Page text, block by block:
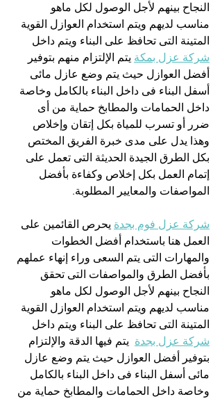
النجاح بينهم لأجل الوصول لكل ماهو
مناسب لديهم ويتم استخدام العوازل القوية
المتينة التى تحافظ على البناء ويتم داخل
شركة عزل بمكة يتم الإلتزام منهم بتوفير
أفضل العوازل حيث يتم وضع عازل مائى
أسفل البناء فى داخل البناء بالكامل وخاصة
داخل الحمامات والمطابخ حماية من أى
ضرر أو تسرب للمياة بكل إتقان وإخلاص
وهذا يدل على مدى خبرة الفريق المختص
بكل الطرق الجيدة الحديثة التى تعمل على
إتمام العمل بكل إخلاص وكفاءة بأفضل
المواصفات والمعايير المطلوبة.
شركة عزل فوم بجدة يحرص القائمين على
العمل هنا باستخدام أفضل الخطوات
والمهارات التى يتم السعى وراء إنهاء عملهم
بأفضل الطرق والمواصفات التى تحقق
النجاح بينهم لأجل الوصول لكل ماهو
مناسب لديهم ويتم استخدام العوازل القوية
المتينة التى تحافظ على البناء ويتم داخل
شركة عزل بجدة
  يتم فيها الدقة والإلتزام
بتوفير أفضل العوازل حيث يتم وضع عازل
مائى أسفل البناء فى داخل البناء بالكامل
وخاصة داخل الحمامات والمطابخ حماية من